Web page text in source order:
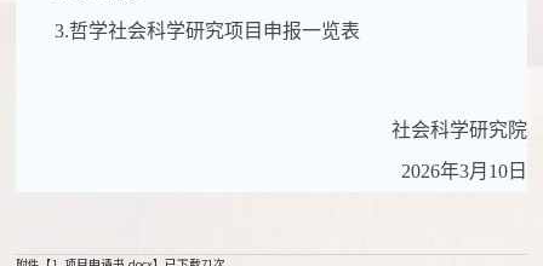
3.哲学社会科学研究项目申报一览表
社会科学研究院
2026年3月 10日